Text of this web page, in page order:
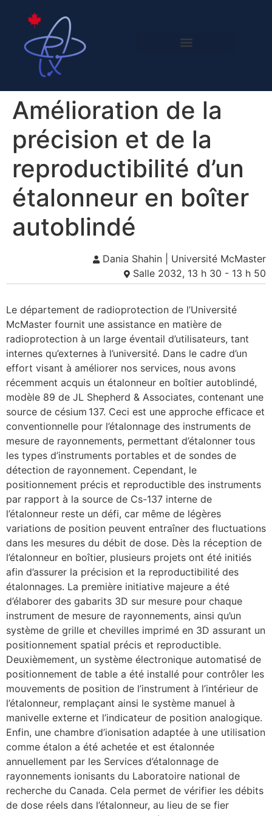
​​Amélioration de la
précision et de la
reproductibilité d’un
étalonneur en boîter
autoblindé​
​​Dania Shahin ​| Université McMaster​
Salle 2032, 13 h 30 - 13 h 50
​​Le département de radioprotection de l’Université
McMaster fournit une assistance en matière de
radioprotection à un large éventail d’utilisateurs, tant
internes qu’externes à l’université. Dans le cadre d’un
effort visant à améliorer nos services, nous avons
récemment acquis un étalonneur en boîtier autoblindé,
modèle 89 de JL Shepherd & Associates, contenant une
source de césium 137. Ceci est une approche efficace et
conventionnelle pour l’étalonnage des instruments de
mesure de rayonnements, permettant d’étalonner tous
les types d’instruments portables et de sondes de
détection de rayonnement. Cependant, le
positionnement précis et reproductible des instruments
par rapport à la source de Cs-137 interne de
l’étalonneur reste un défi, car même de légères
variations de position peuvent entraîner des fluctuations
dans les mesures du débit de dose. Dès la réception de
l’étalonneur en boîtier, plusieurs projets ont été initiés
afin d’assurer la précision et la reproductibilité des
étalonnages. La première initiative majeure a été
d’élaborer des gabarits 3D sur mesure pour chaque
instrument de mesure de rayonnements, ainsi qu’un
système de grille et chevilles imprimé en 3D assurant un
positionnement spatial précis et reproductible.
Deuxièmement, un système électronique automatisé de
positionnement de table a été installé pour contrôler les
mouvements de position de l’instrument à l’intérieur de
l’étalonneur, remplaçant ainsi le système manuel à
manivelle externe et l’indicateur de position analogique.
Enfin, une chambre d’ionisation adaptée à une utilisation
comme étalon a été achetée et est étalonnée
annuellement par les Services d’étalonnage de
rayonnements ionisants du Laboratoire national de
recherche du Canada. Cela permet de vérifier les débits
de dose réels dans l’étalonneur, au lieu de se fier